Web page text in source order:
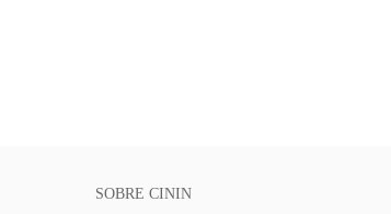
SOBRE CININ